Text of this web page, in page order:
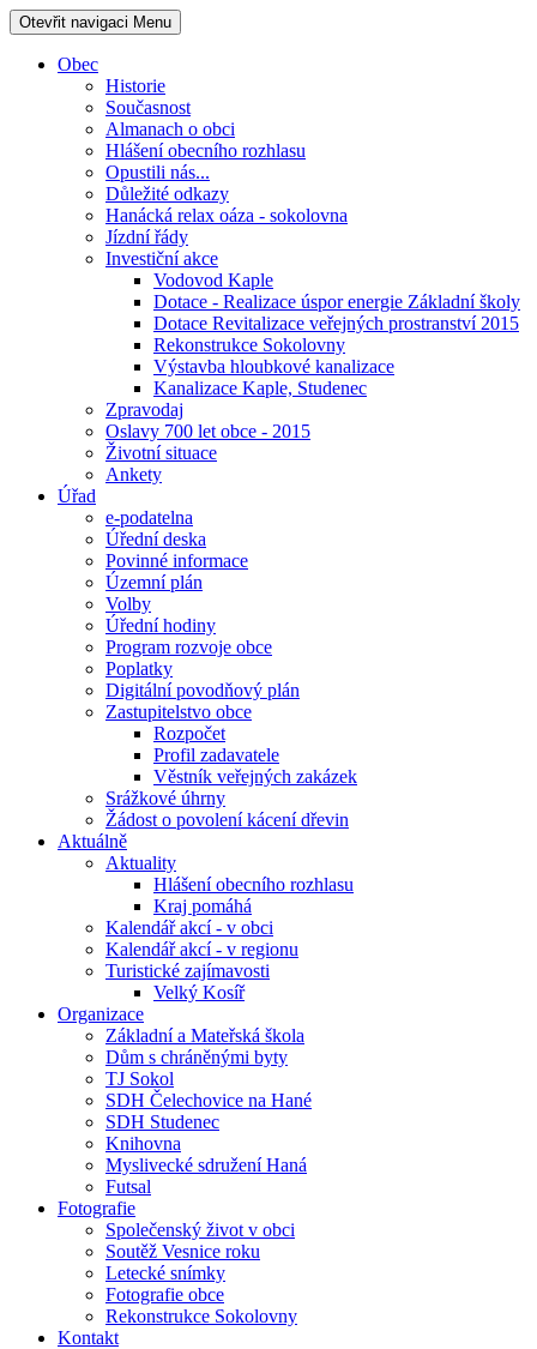
Otevřit navigaci Menu
Obec
Historie
Současnost
Almanach o obci
Hlášení obecního rozhlasu
Opustili nás...
Důležité odkazy
Hanácká relax oáza - sokolovna
Jízdní řády
Investiční akce
Vodovod Kaple
Dotace - Realizace úspor energie Základní školy
Dotace Revitalizace veřejných prostranství 2015
Rekonstrukce Sokolovny
Výstavba hloubkové kanalizace
Kanalizace Kaple, Studenec
Zpravodaj
Oslavy 700 let obce - 2015
Životní situace
Ankety
Úřad
e-podatelna
Úřední deska
Povinné informace
Územní plán
Volby
Úřední hodiny
Program rozvoje obce
Poplatky
Digitální povodňový plán
Zastupitelstvo obce
Rozpočet
Profil zadavatele
Věstník veřejných zakázek
Srážkové úhrny
Žádost o povolení kácení dřevin
Aktuálně
Aktuality
Hlášení obecního rozhlasu
Kraj pomáhá
Kalendář akcí - v obci
Kalendář akcí - v regionu
Turistické zajímavosti
Velký Kosíř
Organizace
Základní a Mateřská škola
Dům s chráněnými byty
TJ Sokol
SDH Čelechovice na Hané
SDH Studenec
Knihovna
Myslivecké sdružení Haná
Futsal
Fotografie
Společenský život v obci
Soutěž Vesnice roku
Letecké snímky
Fotografie obce
Rekonstrukce Sokolovny
Kontakt